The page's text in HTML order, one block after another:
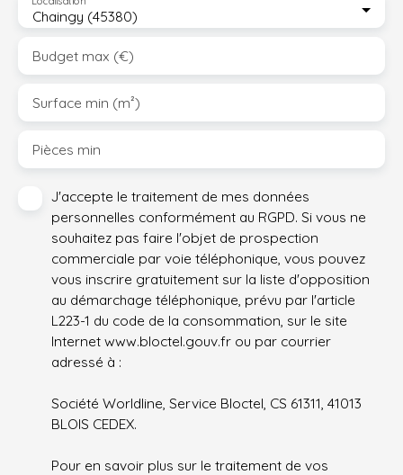
Chaingy (45380)
Budget max (€)
Surface min (m²)
Pièces min
J'accepte le traitement de mes données
personnelles conformément au RGPD. Si vous ne
souhaitez pas faire l'objet de prospection
commerciale par voie téléphonique, vous pouvez
vous inscrire gratuitement sur la liste d'opposition
au démarchage téléphonique, prévu par l'article
L223-1 du code de la consommation, sur le site
Internet www.bloctel.gouv.fr ou par courrier
adressé à :
Société Worldline, Service Bloctel, CS 61311, 41013
BLOIS CEDEX.
Pour en savoir plus sur le traitement de vos